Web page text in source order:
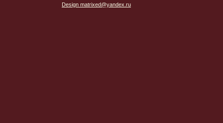
Design matrixed@yandex.ru